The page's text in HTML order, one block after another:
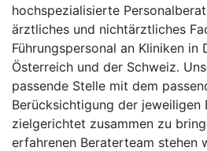
hochspezialisierte
ärztliches und nichtärztliches
Führungspersonal an Kliniken in
Österreich und der Schweiz.
passende Stelle mit dem
Berücksichtigung der jeweiligen
zielgerichtet zusammen zu
erfahrenen Beraterteam stehen